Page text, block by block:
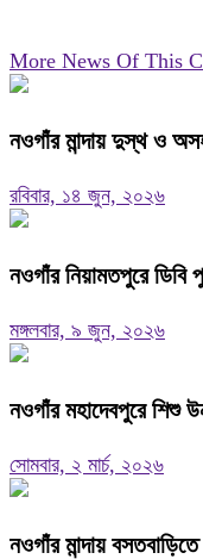
More News Of This
নওগাঁর মান্দায় দুস্থ ও
রবিবার, ১৪ জুন, ২০২৬
নওগাঁর নিয়ামতপুরে
মঙ্গলবার, ৯ জুন, ২০২৬
নওগাঁর মহাদেবপুরে শিশু
সোমবার, ২ মার্চ, ২০২৬
নওগাঁর মান্দায়